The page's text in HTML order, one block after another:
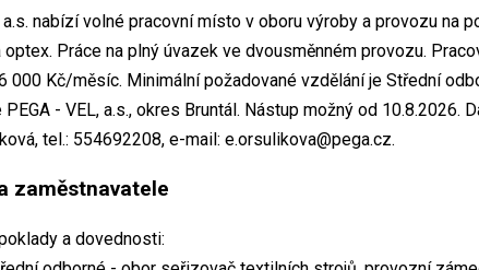
a.s. nabízí volné pracovní místo v oboru výroby a provozu na
Práce na plný úvazek ve dvousměnném provozu.
000 Kč/měsíc. Minimální požadované vzdělání je Střední
- VEL, a.s., okres Bruntál. Nástup možný od 10.8.2026.
tel.: 554692208, e-mail: e.orsulikova@pega.cz.
zaměstnavatele
a dovednosti: